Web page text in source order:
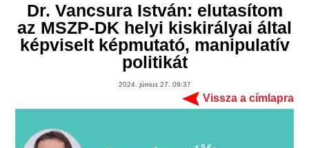
Dr. Vancsura István: elutasítom
az MSZP-DK helyi kiskirályai által
képviselt képmutató, manipulatív
politikát
2024. június 27. 09:37
Vissza a címlapra